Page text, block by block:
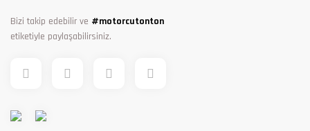
Bizi takip edebilir ve #motorcutonton
etiketiyle paylaşabilirsiniz.